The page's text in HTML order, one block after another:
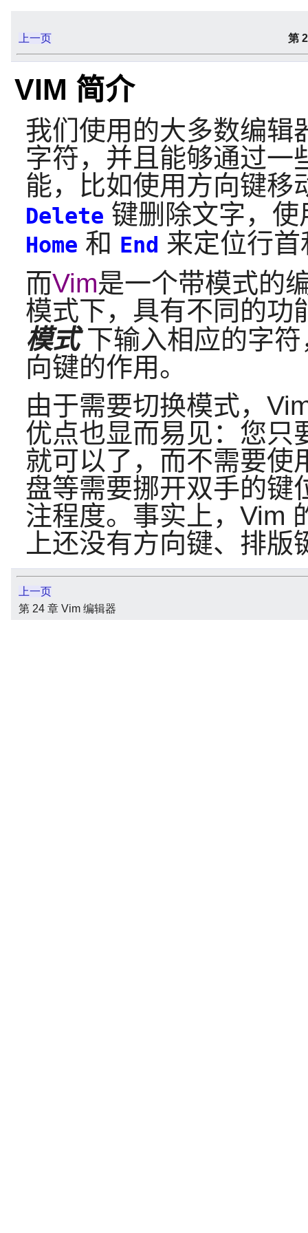
上一页 第
VIM 简介
我们使用的大多数编辑
字符，并且能够通过一
能，比如使用方向键
Delete 键删除文字，
Home 和 End 来定位行
而Vim是一个带模式的
模式下，具有不同的功
模式下输入相应的字
向键的作用。
由于需要切换模式，
优点也显而易见：您只
就可以了，而不需要使
盘等需要挪开双手的键
注程度。事实上，Vim
上还没有方向键、排版
上一页
第 24 章 Vim 编辑器